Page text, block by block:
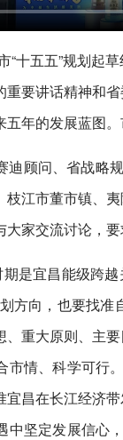
“十五五”规划起
要讲话精神和
年的发展蓝图
迪顾问、省战略
江市董市镇、
家交流讨论，
期是宜昌能级跨
方向，也要找
重大原则、主
市情、科学可行
昌在长江经济
中坚定发展信心